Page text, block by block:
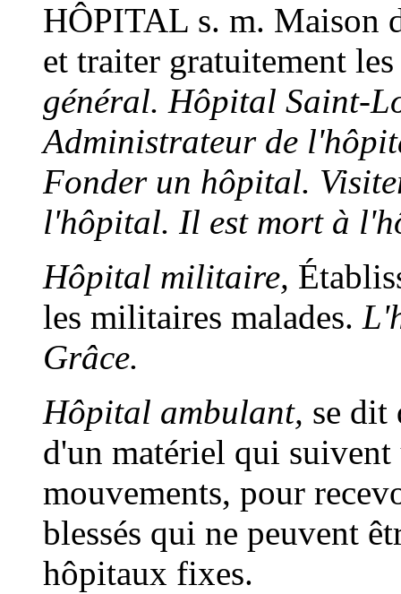
HÔPITAL s. m. Maison
et traiter gratuitement
général. Hôpital Saint-
Administrateur de
Fonder un hôpital.
l'hôpital. Il est mort à
Hôpital militaire,
les militaires malades.
Grâce.
Hôpital ambulant, se dit
d'un matériel qui suivent
mouvements, pour
blessés qui ne peuvent
hôpitaux fixes.